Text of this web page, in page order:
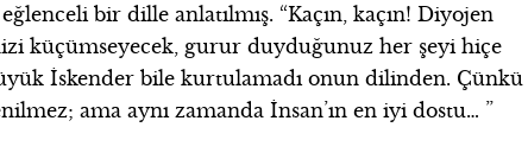
bir dille anlatılmış. “Kaçın, kaçın! Diyojen
küçümseyecek, gurur duyduğunuz her şeyi hiçe
İskender bile kurtulamadı onun dilinden. Çünkü
ama aynı zamanda İnsan’ın en iyi dostu… ”